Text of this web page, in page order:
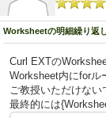
Worksheetの明細繰り返
Curl EXTの
Worksheet内にforル
ご教授いただけない
最終的には